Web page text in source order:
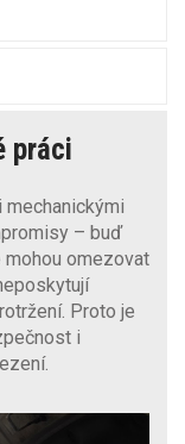
práci
– buď
mohou omezovat
Proto je
i